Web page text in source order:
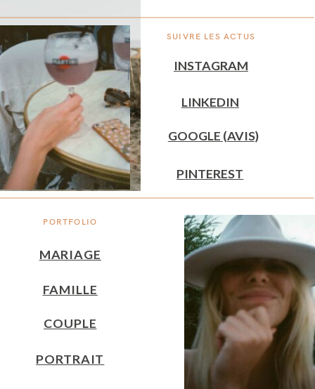
PORTFOLIO
SUIVRE LES ACTUS
MARIAGE
INSTAGRAM
GOOGLE (AVIS)
FAMILLE
PINTEREST
COUPLE
LINKEDIN
PORTRAIT